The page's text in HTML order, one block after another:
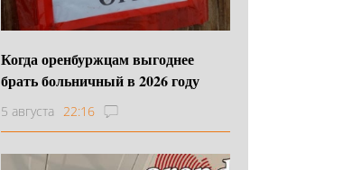
Когда оренбуржцам выгоднее
брать больничный в 2026 году
5 августа 22:16